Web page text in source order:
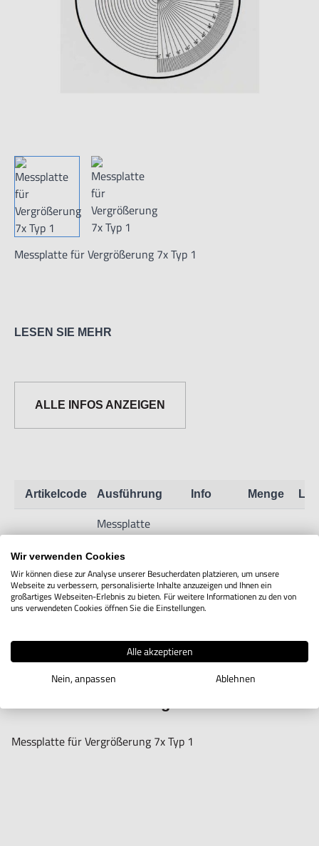
Messplatte für Vergrößerung 7x Typ 1
Anwender sowie Handwerker geeignet.
Hogetex/Kometex B.V., Gesinkkampstraat 1,7051 HR
Varsseveld/ Netherlands, email: Info@hogetex.com
LESEN SIE MEHR
ALLE INFOS ANZEIGEN
Artikelcode Ausführung Info Menge
7M11.1.01
Messplatte
für
Vergrößerung
7x Typ 1
IN DEN WARENKORB
Messplatte für Vergrößerung 7x Typ 1
Wir verwenden Cookies
Wir können diese zur Analyse unserer Besucherdaten platzieren, um unsere
Webseite zu verbessern, personalisierte Inhalte anzuzeigen und Ihnen ein
großartiges Webseiten-Erlebnis zu bieten. Für weitere Informationen zu den von
uns verwendeten Cookies öffnen Sie die Einstellungen.
Alle akzeptieren
Nein, anpassen
Ablehnen